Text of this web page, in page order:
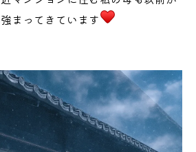
まってきています